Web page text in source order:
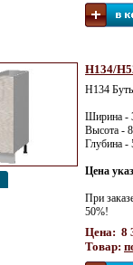
Н134/
Н134
Ширина -
Высота -
Глубина
Цена
При
50%!
Цена: 8
Товар: